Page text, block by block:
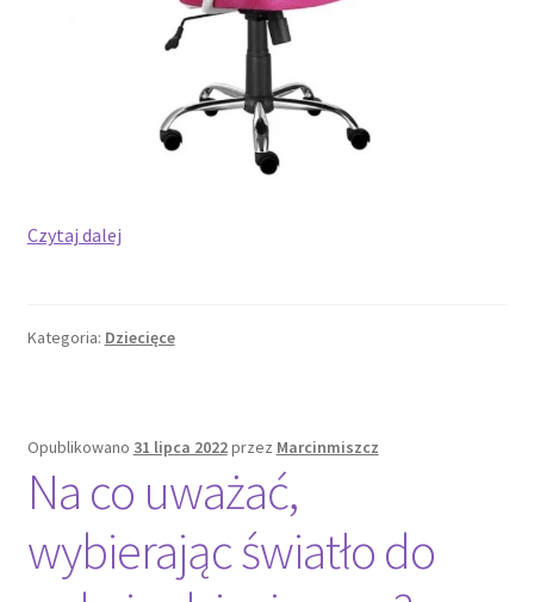
Czytaj dalejFotel
idealne
Twojego
Kategoria: Dziecięce
Opublikowano 31 lipca 2022przez Marcinmiszcz
Na co uważać,
wybierając światło do